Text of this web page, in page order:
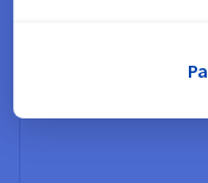
prenantes, ce qui
et une amélioration